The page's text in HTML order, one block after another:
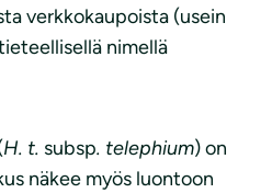
verkkokaupoista (usein
nimellä
H. t. subsp. telephium) on
näkee myös luontoon